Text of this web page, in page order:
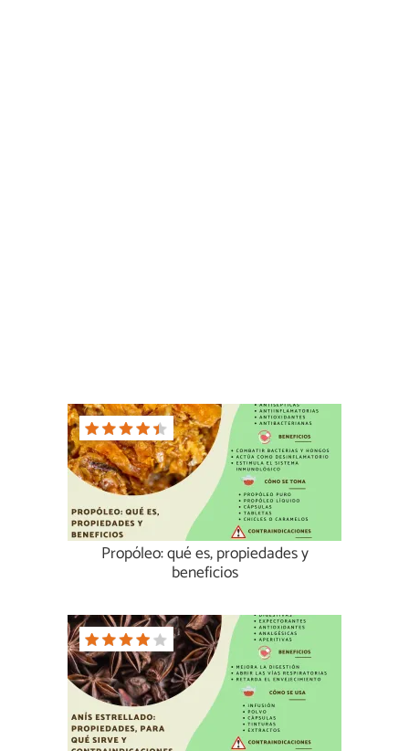
Propóleo: qué es, propiedades y
beneficios